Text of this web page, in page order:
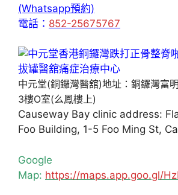
(Whatsapp預約)
電話： 852-25675767
中元堂(銅鑼灣醫舘)地址：銅鑼灣富
3樓O室(么鳳樓上)
Causeway Bay clinic address:
Foo Building, 1-5 Foo Ming St,
Google
Map: https://maps.app.goo.gl/